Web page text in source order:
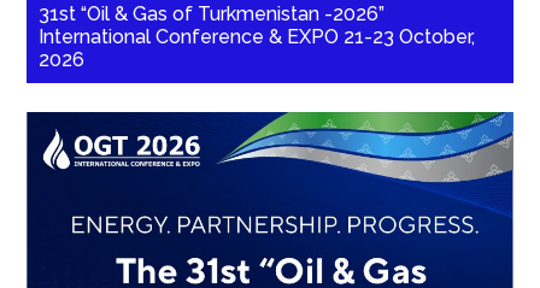
31st “Oil & Gas of Turkmenistan -2026”
International Conference & EXPO 21-23 October,
2026